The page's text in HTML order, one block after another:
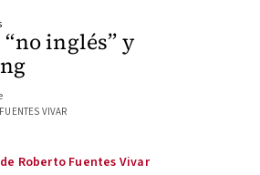
inglés” y
VIVAR
Roberto Fuentes Vivar